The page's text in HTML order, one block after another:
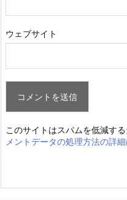
ウェブサイト
このサイトはスパムを低減す
メントデータの処理方法の詳